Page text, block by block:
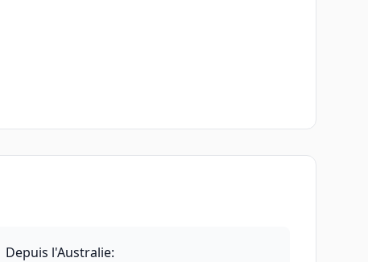
Depuis l'Australie: